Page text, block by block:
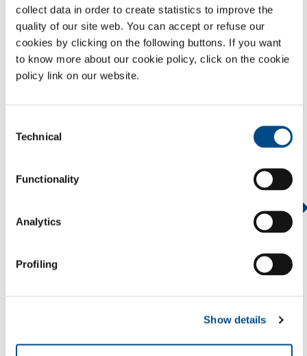
collect data in order to create statistics to improve the
quality of our site web. You can accept or refuse our
cookies by clicking on the following buttons. If you want
to know more about our cookie policy, click on the cookie
policy link on our website.
Selection
Technical
Functionality
Analytics
Profiling
Show details
business, het leveren van een zeer ingewikkeld product - gezondheid -
aan een specifieke klant - de patiënt – en ze moet haar "non-core”
activiteiten toevertrouwen aan gespecialiseerde partners die in staat
zijn om extreem hoge kwaliteit te bieden dankzij hun specifieke
deskundigheid en die altijd aandacht te besteden aan het
optimaliseren van de kosten.
professionele organen in de in de publieke en private
SERVICES